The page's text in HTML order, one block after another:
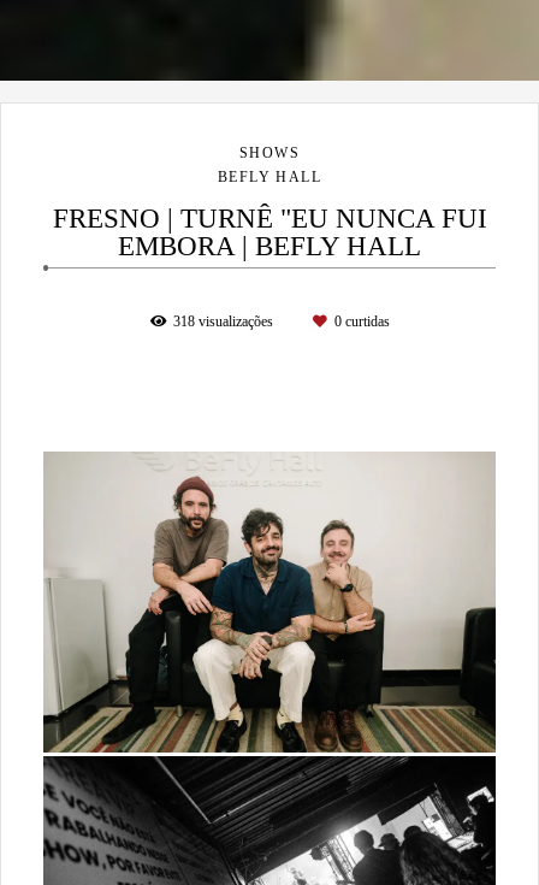
SHOWS
BEFLY HALL
FRESNO | TURNÊ "EU NUNCA FUI
EMBORA | BEFLY HALL
318visualizações 0curtidas